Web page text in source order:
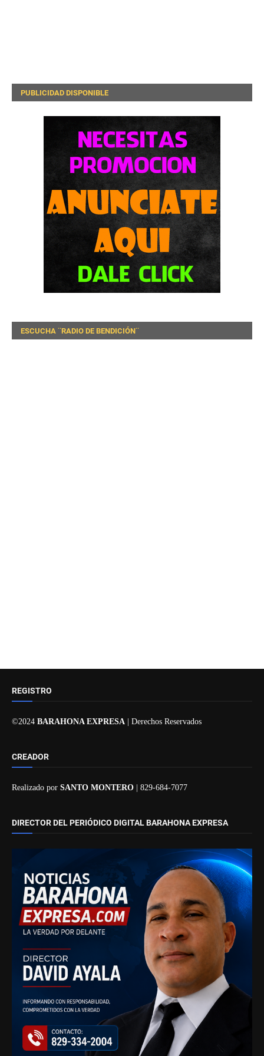
PUBLICIDAD DISPONIBLE
ESCUCHA ¨RADIO DE BENDICIÓN¨
REGISTRO
©2024 BARAHONA EXPRESA | Derechos Reservados
CREADOR
Realizado por SANTO MONTERO | 829-684-7077
DIRECTOR DEL PERIÓDICO DIGITAL BARAHONA EXPRESA